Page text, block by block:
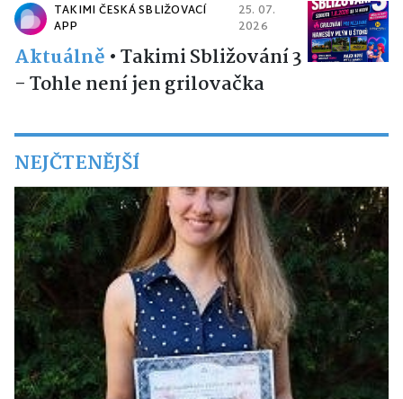
TAKIMI ČESKÁ SBLIŽOVACÍ
APP
25. 07.
2026
Aktuálně •Takimi Sbližování 3
- Tohle není jen grilovačka
NEJČTENĚJŠÍ